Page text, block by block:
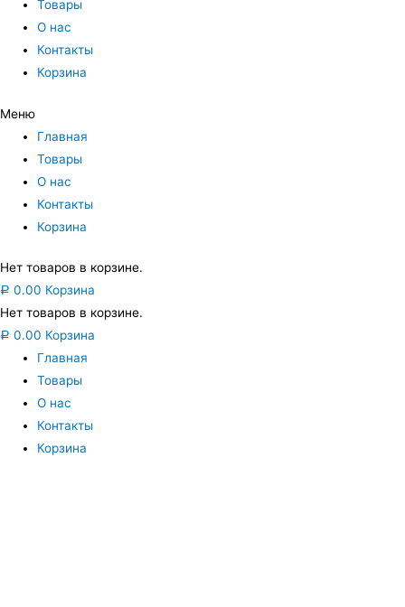
Товары
О нас
Контакты
Корзина
Меню
Главная
Товары
О нас
Контакты
Корзина
Нет товаров в корзине.
Р 0.00 Корзина
Нет товаров в корзине.
Р 0.00 Корзина
Главная
Товары
О нас
Контакты
Корзина